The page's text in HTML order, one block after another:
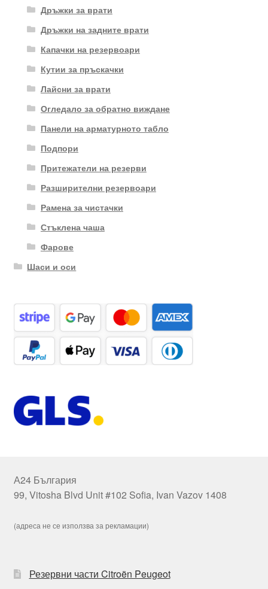
Дръжки за врати
Дръжки на задните врати
Капачки на резервоари
Кутии за пръскачки
Лайсни за врати
Огледало за обратно виждане
Панели на арматурното табло
Подпори
Притежатели на резерви
Разширителни резервоари
Рамена за чистачки
Стъклена чаша
Фарове
Шаси и оси
А24 България
99, Vitosha Blvd Unit #102 Sofia, Ivan Vazov 1408
(адреса не се използва за рекламации)
Резервни части Citroën Peugeot